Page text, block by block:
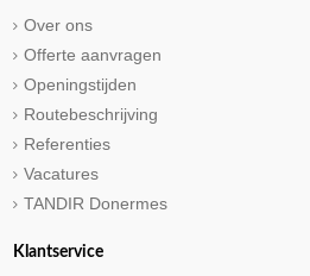
Over ons
Offerte aanvragen
Openingstijden
Routebeschrijving
Referenties
Vacatures
TANDIR Donermes
Klantservice